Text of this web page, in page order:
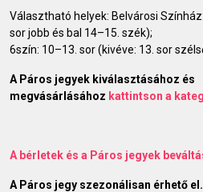
Választható helyek: Belvárosi
sor jobb és bal 14–15. szék);
6szín: 10–13. sor (kivéve: 13. sor
A Páros jegyek kiválasztásához és
megvásárlásához kattintson a
A bérletek és a Páros jegyek
A Páros jegy szezonálisan érhető el.